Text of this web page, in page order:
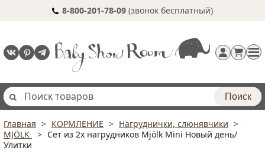
8-800-201-78-09 (звонок бесплатный)
Регистрация
Поиск
Главная КОРМЛЕНИЕ
Нагруднички, слюнявчики
MJÖLK
Сет из 2х нагрудников Mjölk Mini Новый день/
Улитки